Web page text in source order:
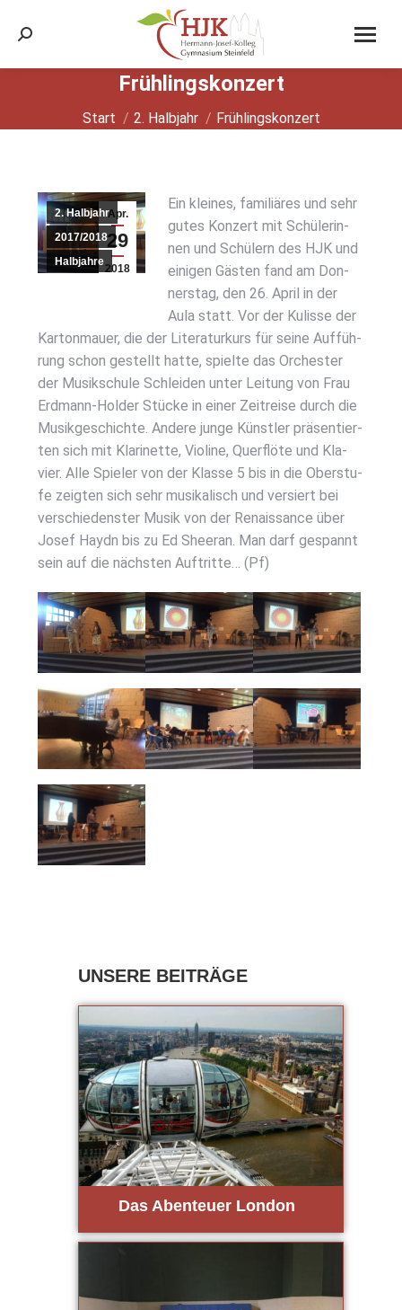
Search:
Früh­lings­kon­zert
Sie befinden sich hier:
Start 2. Halbjahr Früh­lings­kon­zert
Apr.
29
2018
2. Halbjahr
2017/2018
Halbjahre
Ein klei­nes, fami­liä­res und sehr
gutes Kon­zert mit Schü­le­rin­
nen und Schü­lern des HJK und
eini­gen Gäs­ten fand am Don­
ners­tag, den 26. April in der
Aula statt. Vor der Kulis­se der
Kar­ton­mau­er, die der Lite­ra­tur­kurs für sei­ne Auf­füh­
rung schon gestellt hat­te, spiel­te das Orches­ter
der Musik­schu­le Schlei­den unter Lei­tung von Frau
Erd­mann-Hol­der Stü­cke in einer Zeit­rei­se durch die
Musik­ge­schich­te. Ande­re jun­ge Künst­ler prä­sen­tier­
ten sich mit Kla­ri­net­te, Vio­li­ne, Quer­flö­te und Kla­
vier. Alle Spie­ler von der Klas­se 5 bis in die Ober­stu­
fe zeig­ten sich sehr musi­ka­lisch und ver­siert bei
ver­schie­dens­ter Musik von der Renais­sance über
Josef Haydn bis zu Ed Sheeran. Man darf gespannt
sein auf die nächs­ten Auf­trit­te… (Pf)
Das Aben­teu­er Lon­don